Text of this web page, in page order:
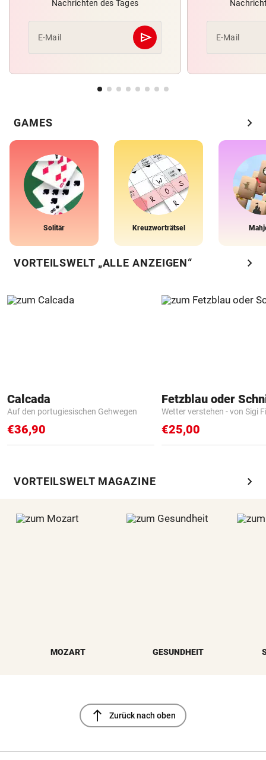
Nachrichten des Tages
E-Mail send
Abschicken E-Mail
GAMES chevron_right
Solitär Kreuzworträtsel
VORTEILSWELT „ALLE ANZEIGEN“ chevron_right
Calcada
Auf den portugiesischen Gehwegen
€36,90
Fetzblau oder
Wetter verstehen - von Sigi
€25,00
VORTEILSWELT MAGAZINE chevron_right
MOZART GESUNDHEIT
north Zurück nach oben